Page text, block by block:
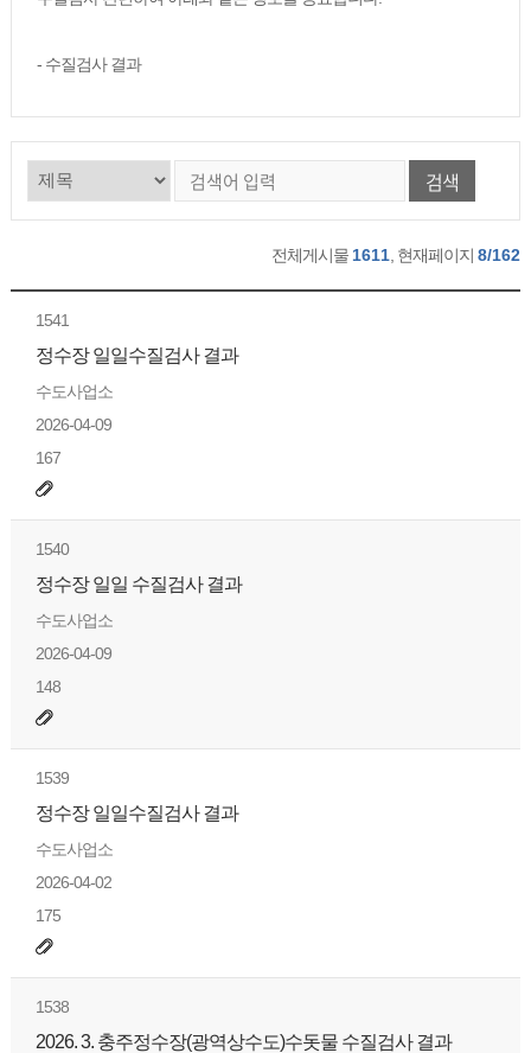
- 수질검사 결과
검색
전체게시물 1611 , 현재페이지8/162
1541
정수장 일일수질검사 결과
수도사업소
2026-04-09
167
1540
정수장 일일 수질검사 결과
수도사업소
2026-04-09
148
1539
정수장 일일수질검사 결과
수도사업소
2026-04-02
175
1538
2026. 3. 충주정수장(광역상수도)수돗물 수질검사 결과